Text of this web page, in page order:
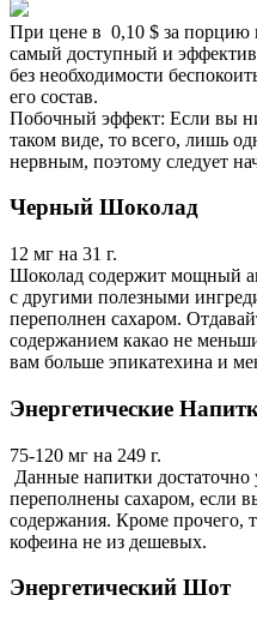
При цене в 0,10 $ за порцию
самый доступный и
без необходимости
его состав.
Побочный эффект: Если вы
таком виде, то всего, лишь
нервным, поэтому следует
Черный Шоколад
12 мг на 31 г.
Шоколад содержит мощный
с другими полезными
переполнен сахаром.
содержанием какао не
вам больше эпикатехина и
Энергетические
75-120 мг на 249 г.
Данные напитки достаточно
переполнены сахаром, если
содержания. Кроме прочего,
кофеина не из дешевых.
Энергетический Шот